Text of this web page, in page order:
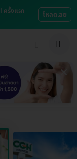
ครั้งแรก
โหลดเลย